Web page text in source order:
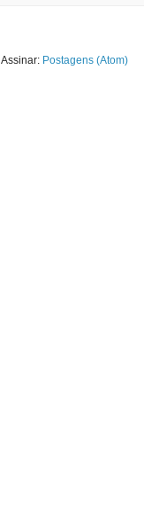
Assinar: Postagens (Atom)